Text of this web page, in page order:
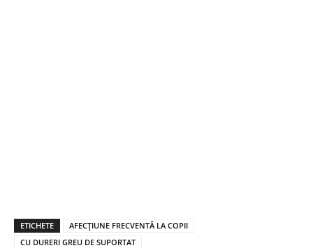
ETICHETE
AFECŢIUNE FRECVENTĂ LA COPII
CU DURERI GREU DE SUPORTAT